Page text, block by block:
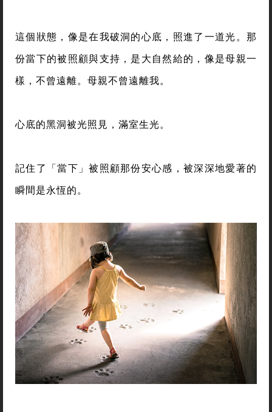
這個狀態，像是在我破洞的心底，照進了一道光。那
份當下的被照顧與支持，是大自然給的，像是母親一
樣，不曾遠離。母親不曾遠離我。
心底的黑洞被光照見，滿室生光。
記住了「當下」被照顧那份安心感，被深深地愛著的
瞬間是永恆的。